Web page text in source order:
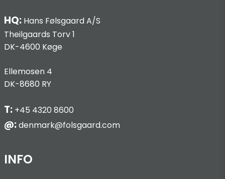
HQ: Hans Følsgaard A/S
Theilgaards Torv 1
DK-4600 Køge
Ellemosen 4
DK-8680 RY
T: +45 4320 8600
@:denmark@folsgaard.com
INFO